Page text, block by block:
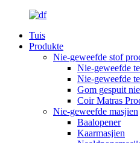
Tuis
Produkte
Nie-geweefde stof
Nie-geweefde
Nie-geweefde
Gom gespuit
Coir Matras
Nie-geweefde masjien
Baalopener
Kaarmasjien